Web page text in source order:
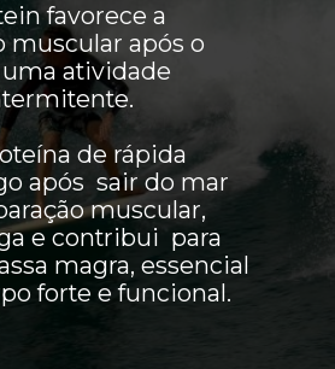
favorece a
muscular após o
atividade
de rápida
após sair do mar
muscular,
e contribui para
magra, essencial
forte e funcional.